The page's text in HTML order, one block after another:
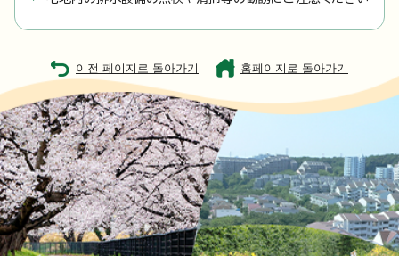
이전 페이지로 돌아가기 홈페이지로 돌아가기